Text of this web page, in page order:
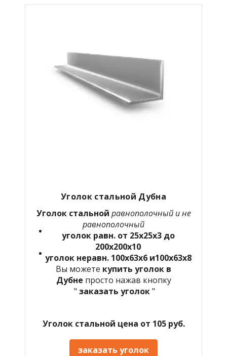
Уголок стальной Дубна
Уголок стальной равнополочный и не
равнополочный
уголок равн. от 25х25х3 до
200х200х10
уголок неравн. 100х63х6 и100х63х8
Вы можете купить уголок в
Дубне просто нажав кнопку
" заказать уголок"
Уголок стальной цена от 105 руб.
заказать уголок